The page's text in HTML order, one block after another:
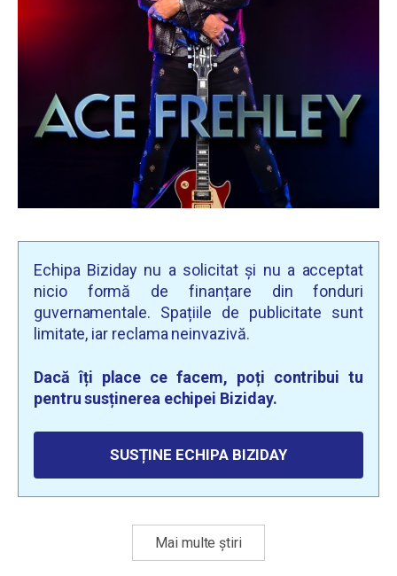
Echipa Biziday nu a solicitat și nu a acceptat
nicio formă de finanțare din fonduri
guvernamentale. Spațiile de publicitate sunt
limitate, iar reclama neinvazivă.
Dacă îți place ce facem, poți contribui tu
pentru susținerea echipei Biziday.
SUSȚINE ECHIPA BIZIDAY
Mai multe știri